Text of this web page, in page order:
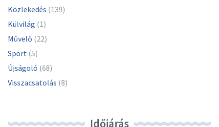
Közlekedés (139)
Külvilág (1)
Művelő (22)
Sport (5)
Újságoló (68)
Visszacsatolás (8)
Időjárás